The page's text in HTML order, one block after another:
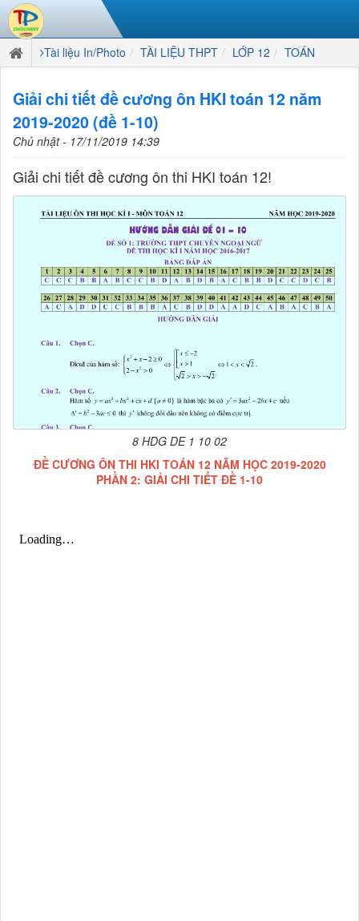
Tài liệu In/Photo TÀI LIỆU THPT LỚP 12 TOÁN
Giải chi tiết đề cương ôn HKI toán 12 năm
2019-2020 (đề 1-10)
Chủ nhật - 17/11/2019 14:39
Giải chi tiết đề cương ôn thi HKI toán 12!
8 HDG DE 1 10 02
ĐỀ CƯƠNG ÔN THI HKI TOÁN 12 NĂM HỌC 2019-2020
PHẦN 2: GIẢI CHI TIẾT ĐỀ 1-10